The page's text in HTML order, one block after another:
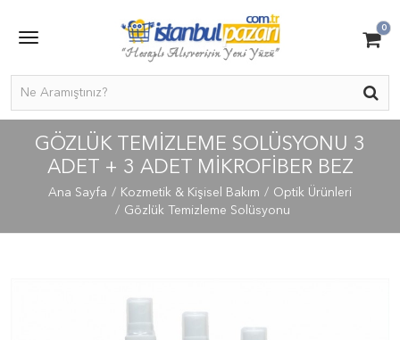
0
GÖZLÜK TEMIZLEME SOLÜSYONU 3
ADET + 3 ADET MIKROFIBER BEZ
Ana Sayfa Kozmetik & Kişisel Bakım
Optik Ürünleri
Gözlük Temizleme Solüsyonu